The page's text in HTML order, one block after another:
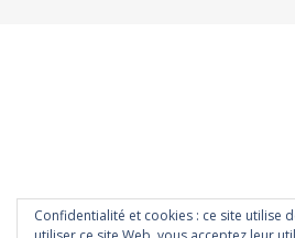
Confidentialité et cookies : ce site utilise